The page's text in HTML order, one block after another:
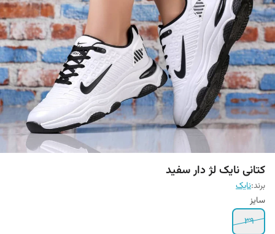
کتانی نایک لژ دار سفید
برند:نایک
سایز
39